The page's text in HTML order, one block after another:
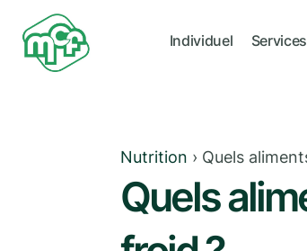
Individuel
Nutrition › Quels
Quels